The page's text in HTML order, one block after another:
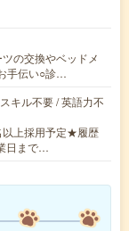
の交換やベッドメ
手伝い○診…
キル不要 / 英語力不
上採用予定★履歴
日まで…